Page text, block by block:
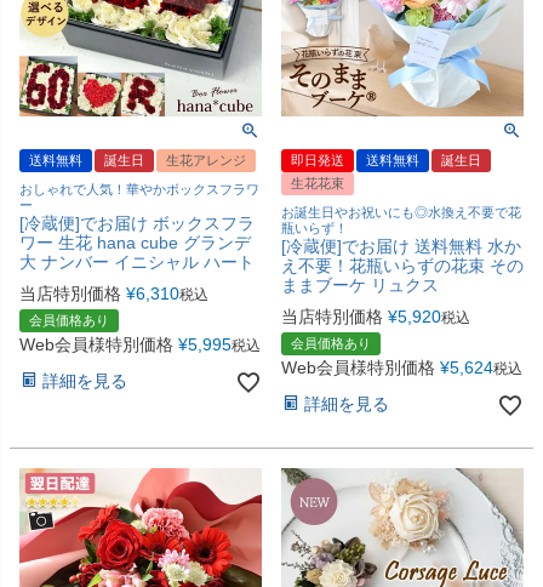
送料無料 誕生日
生花アレンジ
おしゃれで人気！華やかボックスフラワ
ー
[冷蔵便]でお届け ボックスフラ
ワー 生花 hana cube グランデ
大 ナンバー イニシャル ハート
当店特別価格 ¥6,310税込
会員価格あり
Web会員様特別価格 ¥5,995税込
詳細を見る
即日発送 送料無料
誕生日
生花花束
お誕生日やお祝いにも◎水換え不要で花
瓶いらず！
[冷蔵便]でお届け 送料無料 水か
え不要！花瓶いらずの花束 その
ままブーケ リュクス
当店特別価格 ¥5,920税込
会員価格あり
Web会員様特別価格 ¥5,624税込
詳細を見る